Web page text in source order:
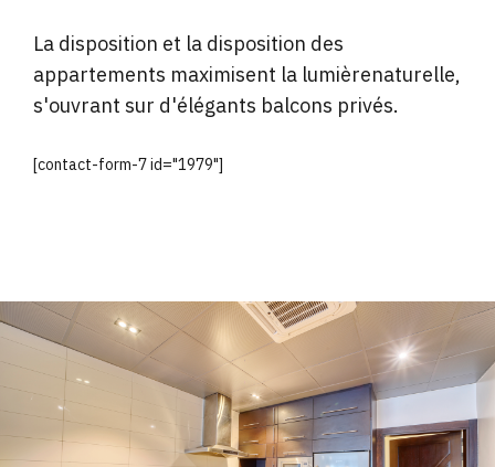
La disposition et la disposition des
appartements maximisent la lumièrenaturelle,
s'ouvrant sur d'élégants balcons privés.
[contact-form-7 id="1979"]